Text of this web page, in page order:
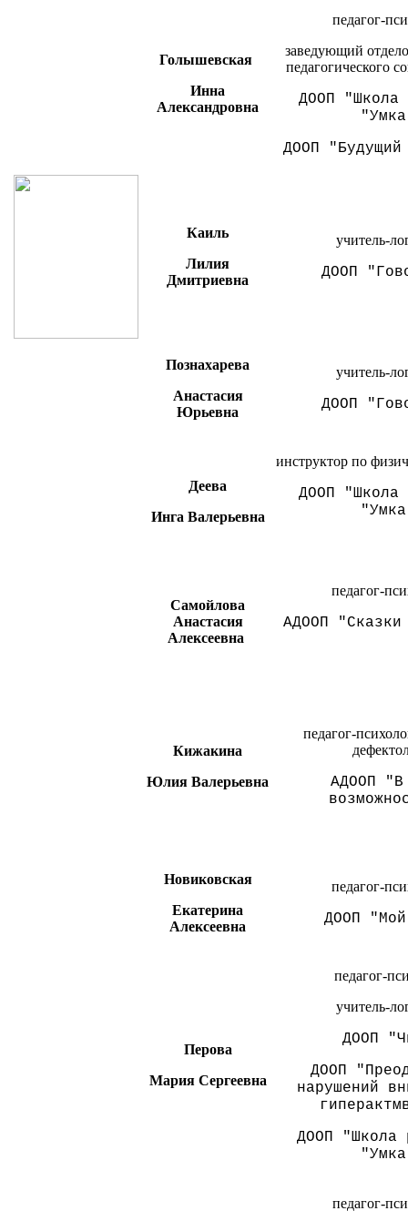
Голышевская
Инна
Александровна
педагог-
заведующий
педагогического
ДООП
"Школа
ДООП "Будущий
Каиль
Лилия
Дмитриевна
учитель-
ДООП
Познахарева
Анастасия
Юрьевна
учитель-
ДООП
Деева
Инга Валерьевна
инструктор по
ДООП
"Школа
Самойлова
Анастасия
Алексеевна
педагог-
АДООП
Кижакина
Юлия Валерьевна
педагог-
АДООП
"В
Новиковская
Екатерина
Алексеевна
педагог-
ДООП
Перова
Мария Сергеевна
педагог-
учитель-
ДООП
ДООП
нарушений
ДООП "Школа
педагог-